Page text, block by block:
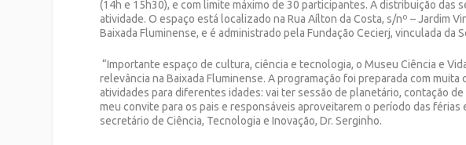
(14h e 15h30), e com limite máximo de 30 participantes. A distribuição das
atividade. O espaço está localizado na Rua Aílton da Costa, s/nº – Jardim
Baixada Fluminense, e é administrado pela Fundação Cecierj, vinculada da
“Importante espaço de cultura, ciência e tecnologia, o Museu Ciência e
relevância na Baixada Fluminense. A programação foi preparada com
atividades para diferentes idades: vai ter sessão de planetário, contação
meu convite para os pais e responsáveis aproveitarem o período das
secretário de Ciência, Tecnologia e Inovação, Dr. Serginho.